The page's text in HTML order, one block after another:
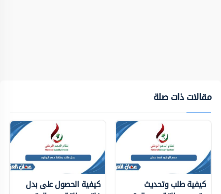
مقالات ذات صلة
كيفية طلب وتحديث كيفية الحصول على بدل